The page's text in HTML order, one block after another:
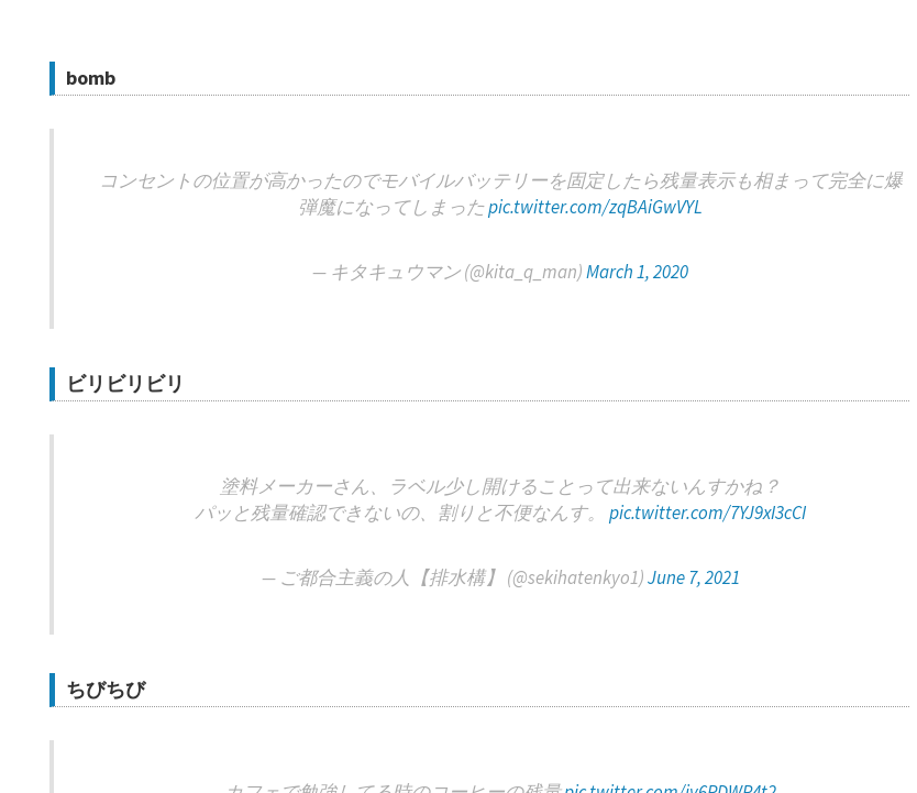
bomb
コンセントの位置が高かったのでモバイルバッテリーを固定したら残量表示も相まって完全に爆
弾魔になってしまったpic.twitter.com/zqBAiGwVYL
— キタキュウマン (@kita_q_man)March 1, 2020
ビリビリビリ
塗料メーカーさん、ラベル少し開けることって出来ないんすかね？
パッと残量確認できないの、割りと不便なんす。pic.twitter.com/7YJ9xI3cCI
— ご都合主義の人【排水構】 (@sekihatenkyo1)June 7, 2021
ちびちび